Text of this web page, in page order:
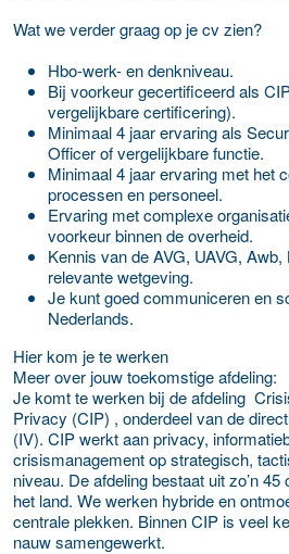
Wat we verder graag op je cv zien?
Hbo-werk- en denkniveau.
Bij voorkeur gecertificeerd als
vergelijkbare certificering).
Minimaal 4 jaar ervaring als
Officer of vergelijkbare functie.
Minimaal 4 jaar ervaring met het
processen en personeel.
Ervaring met complexe
voorkeur binnen de overheid.
Kennis van de AVG, UAVG,
relevante wetgeving.
Je kunt goed communiceren en
Nederlands.
Hier kom je te werken
Meer over jouw toekomstige afdeling:
Je komt te werken bij de afdeling
Privacy (CIP) , onderdeel van de
(IV). CIP werkt aan privacy,
crisismanagement op strategisch,
niveau. De afdeling bestaat uit zo’n
het land. We werken hybride en
centrale plekken. Binnen CIP is veel
nauw samengewerkt.